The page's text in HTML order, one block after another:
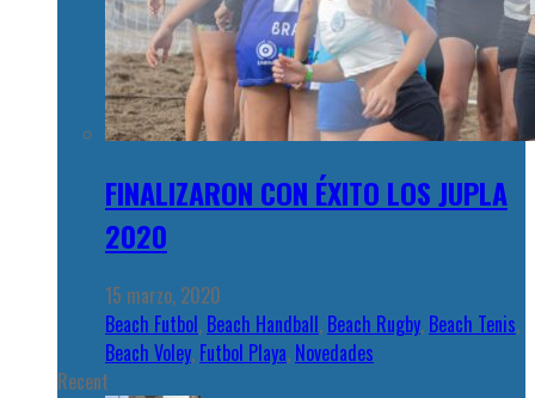
FINALIZARON CON ÉXITO LOS JUPLA
2020
15 marzo, 2020
Beach Futbol, Beach Handball, Beach Rugby, Beach Tenis,
Beach Voley, Futbol Playa, Novedades
Recent